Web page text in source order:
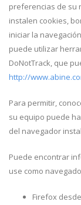
preferencias de su
instalen cookies,
iniciar la
puede utilizar
DoNotTrack, que
http://
Para permitir,
su equipo puede
del navegador
Puede encontrar
use como
Firefox